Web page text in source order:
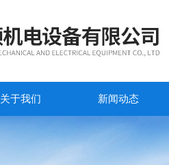
关于我们 新闻动态